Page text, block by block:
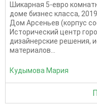
Шикарная 5-евро
доме бизнес класса,
Дом Арсеньев (корпус
Исторический центр
дизайнерские решения,
материалов...
Кудымова Мария